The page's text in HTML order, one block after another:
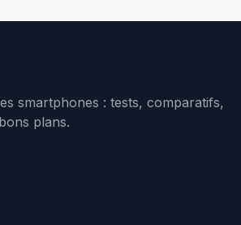
smartphones : tests, comparatifs,
plans.